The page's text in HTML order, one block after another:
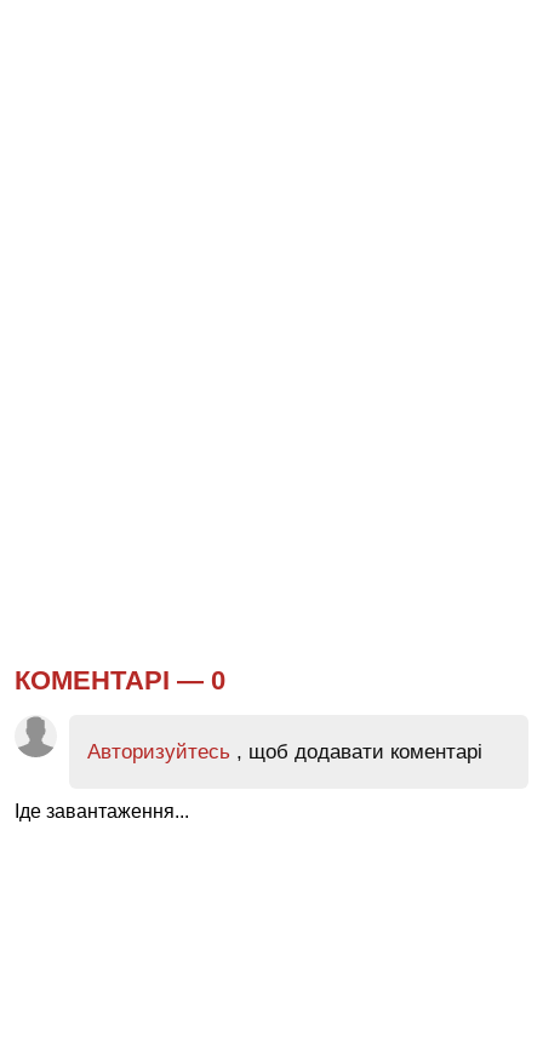
КОМЕНТАРІ — 0
Авторизуйтесь , щоб додавати коментарі
Іде завантаження...